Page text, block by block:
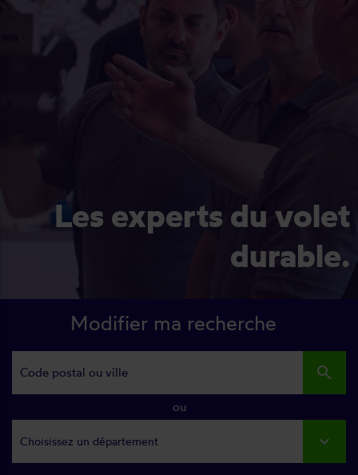
Les experts du volet
durable.
Modifier ma recherche
search
ou
Choisissez un département